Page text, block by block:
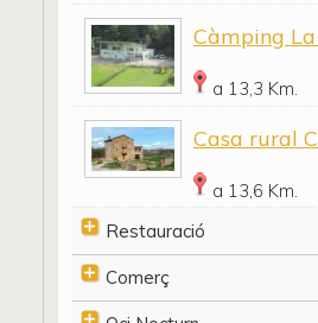
Càmping
a 13,3 Km.
Casa rural
a 13,6 Km.
Restauració
Comerç